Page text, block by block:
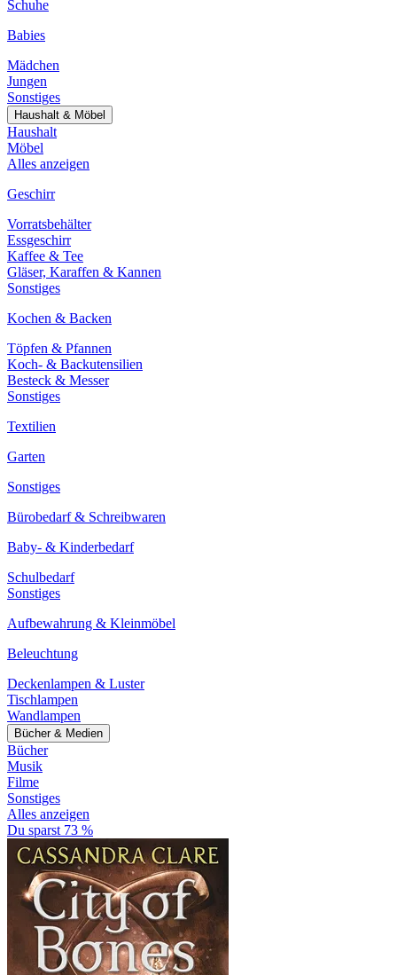
Schuhe
Babies
Mädchen
Jungen
Sonstiges
Haushalt & Möbel
Haushalt
Möbel
Alles anzeigen
Geschirr
Vorratsbehälter
Essgeschirr
Kaffee & Tee
Gläser, Karaffen & Kannen
Sonstiges
Kochen & Backen
Töpfen & Pfannen
Koch- & Backutensilien
Besteck & Messer
Sonstiges
Textilien
Garten
Sonstiges
Bürobedarf & Schreibwaren
Baby- & Kinderbedarf
Schulbedarf
Sonstiges
Aufbewahrung & Kleinmöbel
Beleuchtung
Deckenlampen & Luster
Tischlampen
Wandlampen
Bücher & Medien
Bücher
Musik
Filme
Sonstiges
Alles anzeigen
Du sparst 73 %